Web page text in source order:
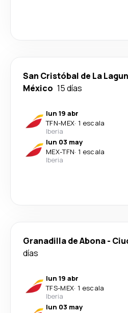
San Cristóbal de La
México 15 días
lun 19 abr
TFN-MEX· 1 escala
Iberia
lun 03 may
MEX-TFN· 1 escala
Iberia
Granadilla de Abona-
días
lun 19 abr
TFS-MEX· 1 escala
Iberia
lun 03 may